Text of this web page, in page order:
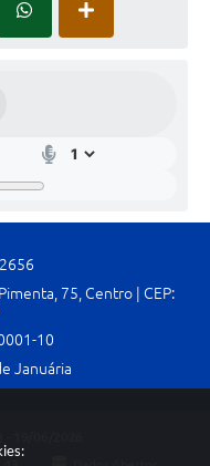
75, Centro | CEP:
10
Januária